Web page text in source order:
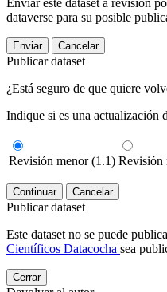
dataverse para su posible
Enviar Cancelar
Publicar dataset
¿Está seguro de que quiere
Indique si es una actualización
Revisión menor (1.1) Revisión
Continuar Cancelar
Publicar dataset
Este dataset no se puede
Científicos Datacocha sea
Cerrar